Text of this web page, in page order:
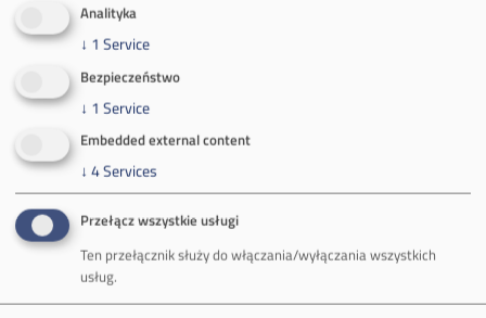
(poniedziałek-piątek 7:00-15:00)
O Firmie
Władze spółki
Spółka Południowy Koncern Węglowy
Zakład Górniczy Brzeszcze
Analityka
↓ 1 Service
Bezpieczeństwo
↓ 1 Service
Embedded external content
↓ 4Services
Przełącz wszystkie usługi
Ten przełącznik służy do włączania/wyłączania wszystkich
usług.